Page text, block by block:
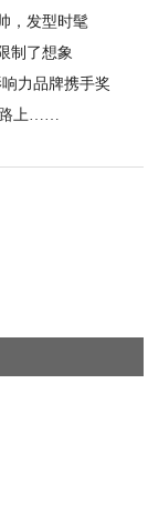
，发型时髦
制了想象
力品牌携手奖
路上……